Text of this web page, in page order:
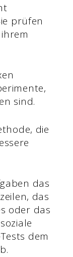
prüfen
sind.
die
das
das
oder das
dem